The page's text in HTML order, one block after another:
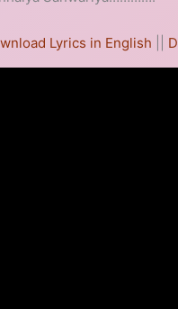
Lyrics in English